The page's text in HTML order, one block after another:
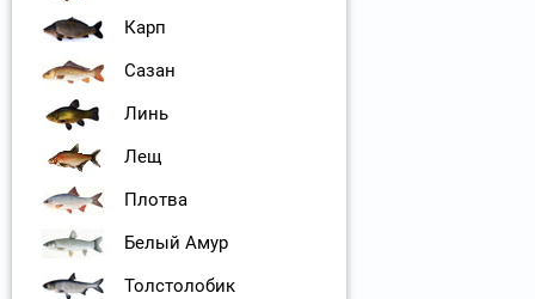
Карп
Сазан
Линь
Лещ
Плотва
Белый Амур
Толстолобик